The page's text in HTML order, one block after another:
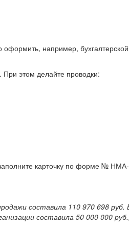
например,
этом делайте проводки:
карточку по форме №
составила 110 970 698
составила 50 000 000